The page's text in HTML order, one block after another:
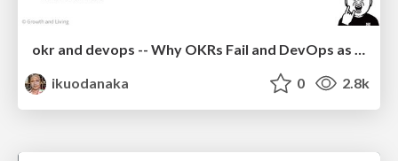
okr and devops -- Why OKRs Fail and DevOps as the Practice to Make Them Work
ikuodanaka
0 2.8k